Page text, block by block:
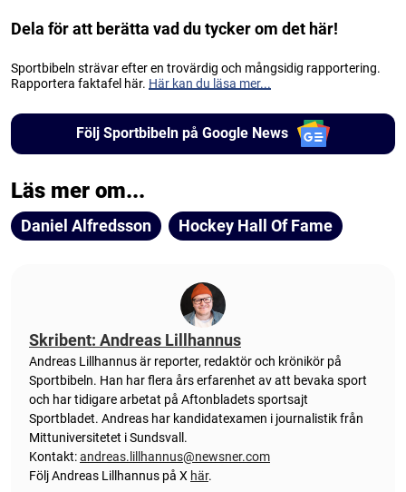
Dela för att berätta vad du tycker om det här!
Sportbibeln strävar efter en trovärdig och mångsidig rapportering.
Rapportera faktafel här. Här kan du läsa mer...
Följ Sportbibeln på Google News
Läs mer om...
Daniel Alfredsson Hockey Hall Of Fame
Skribent: Andreas Lillhannus
Andreas Lillhannus är reporter, redaktör och krönikör på
Sportbibeln. Han har flera års erfarenhet av att bevaka sport
och har tidigare arbetat på Aftonbladets sportsajt
Sportbladet. Andreas har kandidatexamen i journalistik från
Mittuniversitetet i Sundsvall.
Kontakt:andreas.lillhannus@newsner.com
Följ Andreas Lillhannus på X här.